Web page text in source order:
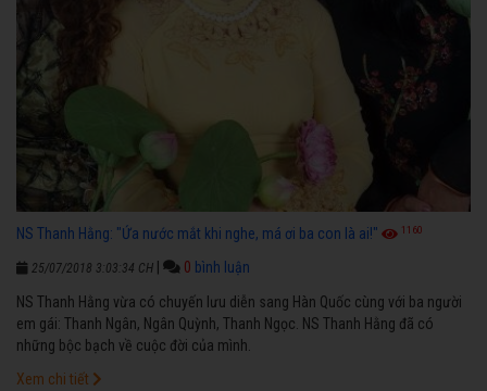
NS Thanh Hằng: "Ứa nước mắt khi nghe, má ơi ba con là ai!" 1160
25/07/2018 3:03:34 CH 0 bình luận
NS Thanh Hằng vừa có chuyến lưu diễn sang Hàn Quốc cùng với ba người
em gái: Thanh Ngân, Ngân Quỳnh, Thanh Ngọc. NS Thanh Hằng đã có
những bộc bạch về cuộc đời của mình.
Xem chi tiết